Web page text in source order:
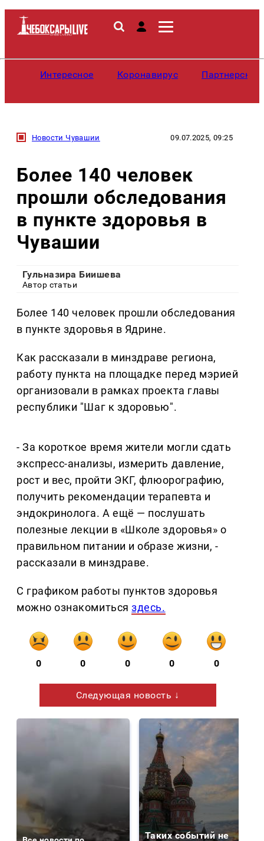
Интересное Коронавирус
Новости Чувашии 09.07.2025, 09:25
Более 140 человек
прошли обследования
в пункте здоровья в
Чувашии
Гульназира Биишева
Автор статьи
Более 140 человек прошли обследования
в пункте здоровья в Ядрине.
Как рассказали в минздраве региона,
работу пункта на площадке перед мэрией
организовали в рамках проекта главы
республики "Шаг к здоровью".
- За короткое время жители могли сдать
экспресс-анализы, измерить давление,
рост и вес, пройти ЭКГ, флюорографию,
получить рекомендации терапевта и
эндокринолога. А ещё — послушать
полезные лекции в «Школе здоровья» о
правильном питании и образе жизни, -
рассказали в минздраве.
С графиком работы пунктов здоровья
можно ознакомитьсяздесь.
0 0 0 0 0
Следующая новость ↓
Таких событий не